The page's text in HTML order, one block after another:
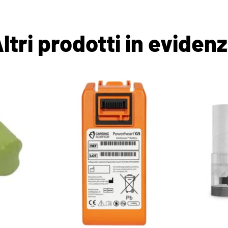
prodotti in